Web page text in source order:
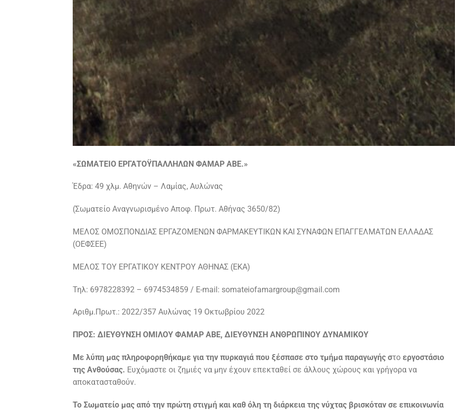
«ΣΩΜΑΤΕΙΟ ΕΡΓΑΤΟΫΠΑΛΛΗΛΩΝ ΦΑΜΑΡ ΑΒΕ.»
Έδρα: 49 χλμ. Αθηνών – Λαμίας, Αυλώνας
(Σωματείο Αναγνωρισμένο Αποφ. Πρωτ. Αθήνας 3650/82)
ΜΕΛΟΣ ΟΜΟΣΠΟΝΔΙΑΣ ΕΡΓΑΖΟΜΕΝΩΝ ΦΑΡΜΑΚΕΥΤΙΚΩΝ ΚΑΙ ΣΥΝΑΦΩΝ ΕΠΑΓΓΕΛΜΑΤΩΝ ΕΛΛΑΔΑΣ
(ΟΕΦΣΕΕ)
ΜΕΛΟΣ ΤΟΥ ΕΡΓΑΤΙΚΟΥ ΚΕΝΤΡΟΥ ΑΘΗΝΑΣ (ΕΚΑ)
Τηλ: 6978228392 – 6974534859 / E-mail: somateiofamargroup@gmail.com
Αριθμ.Πρωτ.: 2022/357 Αυλώνας 19 Οκτωβρίου 2022
ΠΡΟΣ: ΔΙΕΥΘΥΝΣΗ ΟΜΙΛΟΥ ΦΑΜΑΡ ΑΒΕ, ΔΙΕΥΘΥΝΣΗ ΑΝΘΡΩΠΙΝΟΥ ΔΥΝΑΜΙΚΟΥ
Με λύπη μας πληροφορηθήκαμε για την πυρκαγιά που ξέσπασε στο τμήμα παραγωγής στο εργοστάσιο
της Ανθούσας. Ευχόμαστε οι ζημιές να μην έχουν επεκταθεί σε άλλους χώρους και γρήγορα να
αποκατασταθούν.
Το Σωματείο μας από την πρώτη στιγμή και καθ όλη τη διάρκεια της νύχτας βρισκόταν σε επικοινωνία